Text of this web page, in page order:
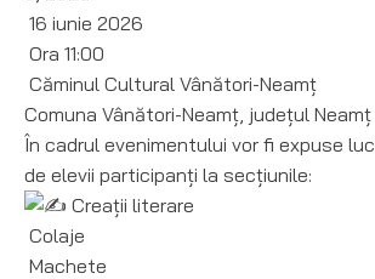
16 iunie 2026
Ora 11:00
Căminul Cultural Vânători-Neamț
Comuna Vânători-Neamț, județul Neamț
În cadrul evenimentului vor fi expuse
de elevii participanți la secțiunile:
Creații literare
Colaje
Machete